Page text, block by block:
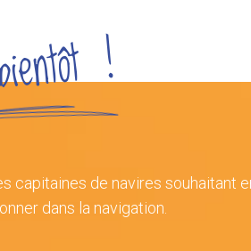
!
capitaines de navires souhaitant
dans la navigation.